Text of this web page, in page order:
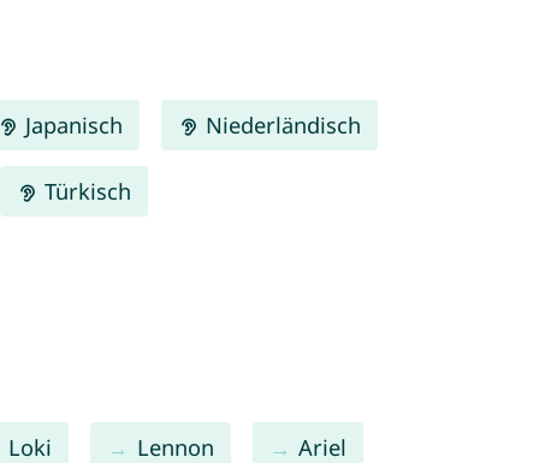
Japanisch Niederländisch
Türkisch
Loki Lennon Ariel